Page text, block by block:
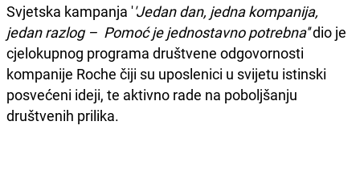
Svjetska kampanja ''Jedan dan, jedna kompanija,
jedan razlog – Pomoć je jednostavno potrebna''dio je
cjelokupnog programa društvene odgovornosti
kompanije Roche čiji su uposlenici u svijetu istinski
posvećeni ideji, te aktivno rade na poboljšanju
društvenih prilika.